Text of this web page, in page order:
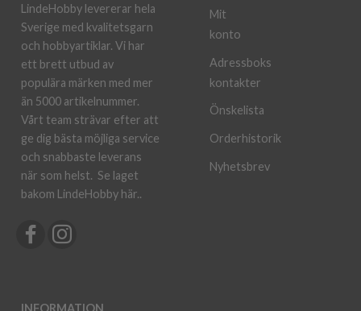
LindeHobby levererar hela
Sverige med kvalitetsgarn
och hobbyartiklar. Vi har
ett brett utbud av
populära märken med mer
än 5000 artikelnummer.
Vårt team strävar efter att
ge dig bästa möjliga service
och snabbaste leverans
när som helst. Se laget
bakom LindeHobby här..
INFORMATION
Mit
konto
Adressboks
kontakter
Önskelista
Orderhistorik
Nyhetsbrev